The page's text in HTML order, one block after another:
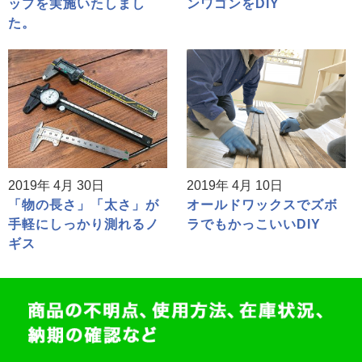
ップを実施いたしまし
た。
ンワゴンをDIY
2019年 4月 30日
「物の長さ」「太さ」が
手軽にしっかり測れるノ
ギス
2019年 4月 10日
オールドワックスでズボ
ラでもかっこいいDIY